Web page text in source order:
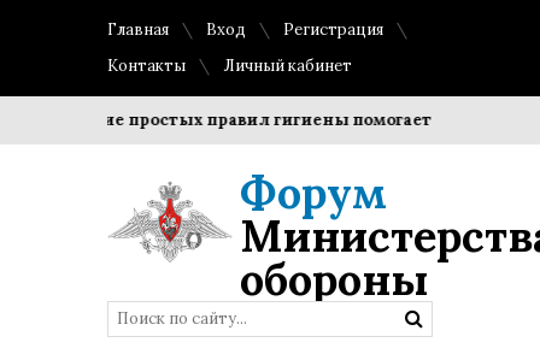
Главная Вход
Регистрация
Контакты
Личный кабинет
простых правил гигиены помогает сохранить
Форум
обороны